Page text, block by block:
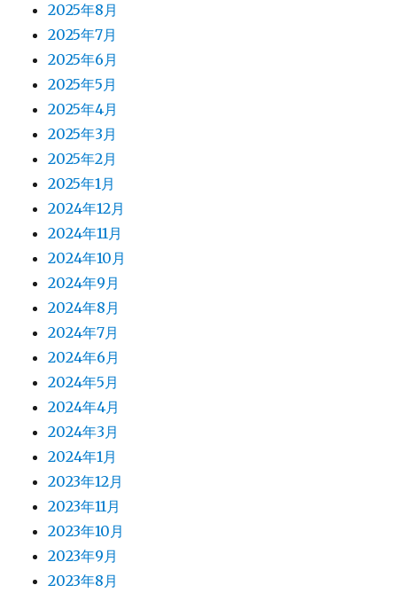
2025年8月
2025年7月
2025年6月
2025年5月
2025年4月
2025年3月
2025年2月
2025年1月
2024年12月
2024年11月
2024年10月
2024年9月
2024年8月
2024年7月
2024年6月
2024年5月
2024年4月
2024年3月
2024年1月
2023年12月
2023年11月
2023年10月
2023年9月
2023年8月